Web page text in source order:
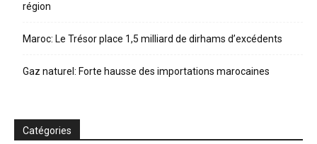
région
Maroc: Le Trésor place 1,5 milliard de dirhams d’excédents
Gaz naturel: Forte hausse des importations marocaines
Catégories